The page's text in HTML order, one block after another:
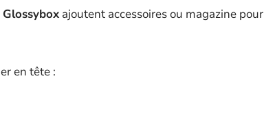
Glossybox ajoutent accessoires ou magazine pour
en tête :